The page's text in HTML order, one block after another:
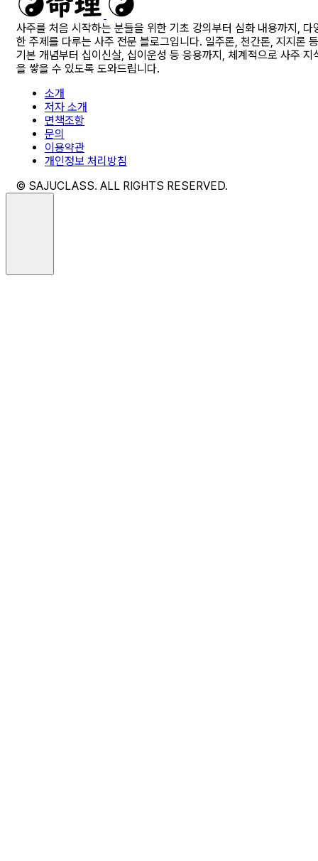
사주를 처음 시작하는 분들을 위한 기초 강의부터 심화 내용까지, 다
한 주제를 다루는 사주 전문 블로그입니다. 일주론, 천간론, 지지론 등
기본 개념부터 십이신살, 십이운성 등 응용까지, 체계적으로 사주 지
을 쌓을 수 있도록 도와드립니다.
소개
저자 소개
면책조항
문의
이용약관
개인정보 처리방침
© SAJUCLASS. ALL RIGHTS RESERVED.